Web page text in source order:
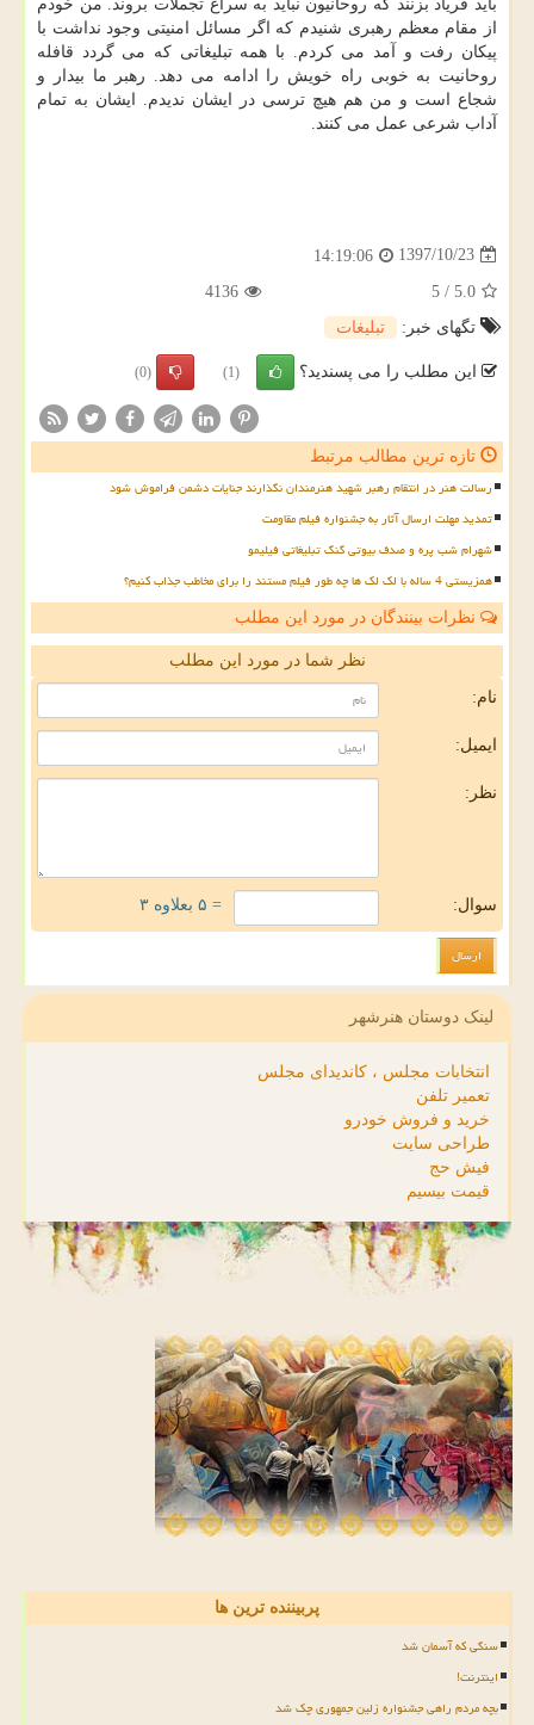
باید فریاد بزنند كه روحانیون نباید به سراغ تجملات بروند. من خودم
از مقام معظم رهبری شنیدم كه اگر مسائل امنیتی وجود نداشت با
پیكان رفت و آمد می كردم. با همه تبلیغاتی كه می گردد قافله
روحانیت به خوبی راه خویش را ادامه می دهد. رهبر ما بیدار و
شجاع است و من هم هیچ ترسی در ایشان ندیدم. ایشان به تمام
آداب شرعی عمل می كنند.
1397/10/23
14:19:06
5.0
/
5
4136
تگهای خبر:
تبلیغات
این مطلب را می پسندید؟ (1)
(0)
تازه ترین مطالب مرتبط
رسالت هنر در انتقام رهبر شهید هنرمندان نگذارند جنایات دشمن فراموش شود
تمدید مهلت ارسال آثار به جشنواره فیلم مقاومت
شهرام شب پره و صدف بیوتی گنگ تبلیغاتی فیلیمو
همزیستی 4 ساله با لک لک ها چه طور فیلم مستند را برای مخاطب جذاب کنیم؟
نظرات بینندگان در مورد این مطلب
نظر شما در مورد این مطلب
نام:
ایمیل:
نظر:
سوال: = ۵ بعلاوه ۳
لینک دوستان هنرشهر
انتخابات مجلس ، کاندیدای مجلس
تعمیر تلفن
خرید و فروش خودرو
طراحی سایت
فیش حج
قیمت بیسیم
پربیننده ترین ها
سنگی که آسمان شد
اینترنت!
بچه مردم راهی جشنواره زلین جمهوری چک شد